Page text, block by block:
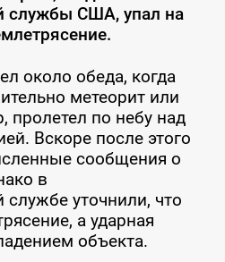
службы США, упал на
около обеда, когда
метеорит или
пролетел по небу над
Вскоре после этого
сообщения о
в
службе уточнили, что
а ударная
объекта.